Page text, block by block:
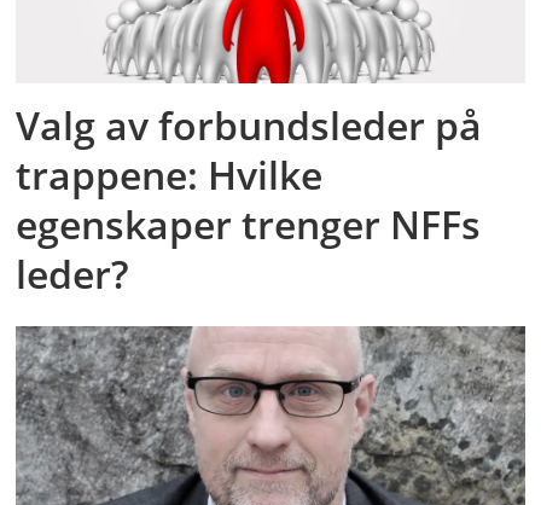
Valg av forbundsleder på
trappene: Hvilke
egenskaper trenger NFFs
leder?